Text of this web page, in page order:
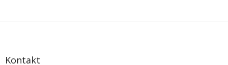
Z
Kontakt